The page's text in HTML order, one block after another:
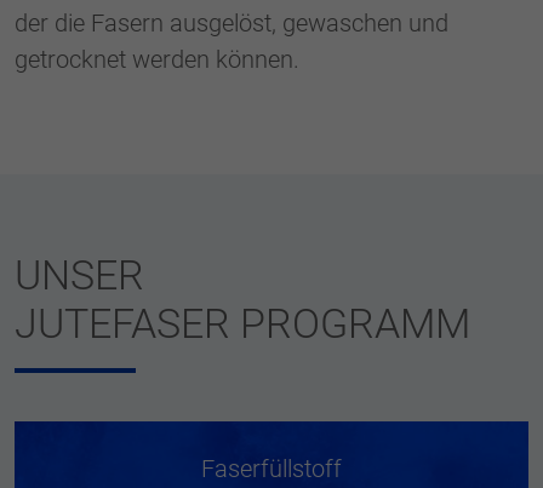
der die Fasern ausgelöst, gewaschen und
getrocknet werden können.
UNSER
JUTEFASER PROGRAMM
Faserfüllstoff